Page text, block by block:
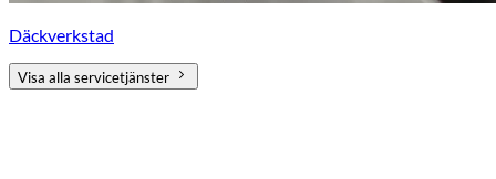
Däckverkstad
Visa alla servicetjänster